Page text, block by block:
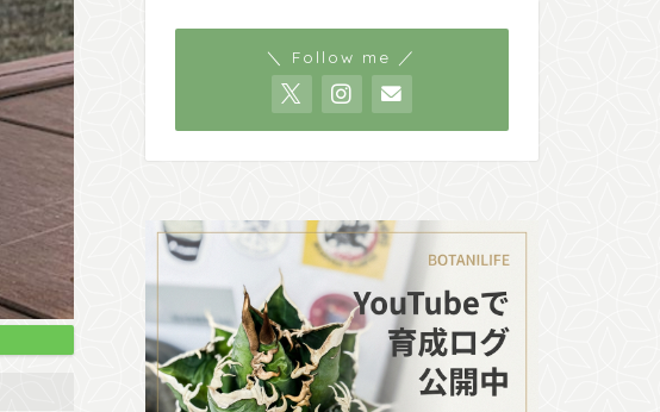
＼ Follow me ／